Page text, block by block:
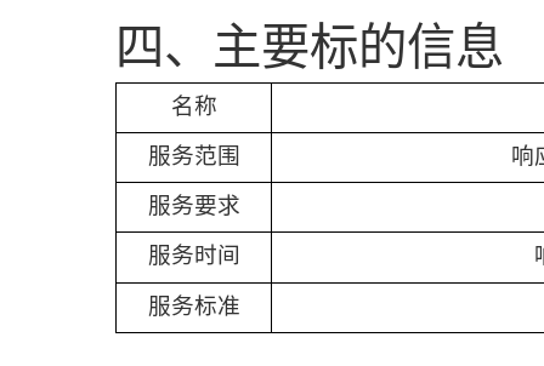
四、主要标的信息
名称
服务范围
响
服务要求
服务时间
服务标准